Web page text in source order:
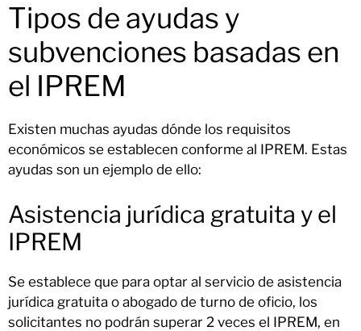
Tipos de ayudas y
subvenciones basadas en
el IPREM
Existen muchas ayudas dónde los requisitos
económicos se establecen conforme al IPREM. Estas
ayudas son un ejemplo de ello:
Asistencia jurídica gratuita y el
IPREM
Se establece que para optar al servicio de asistencia
jurídica gratuita o abogado de turno de oficio, los
solicitantes no podrán superar 2 veces el IPREM, en